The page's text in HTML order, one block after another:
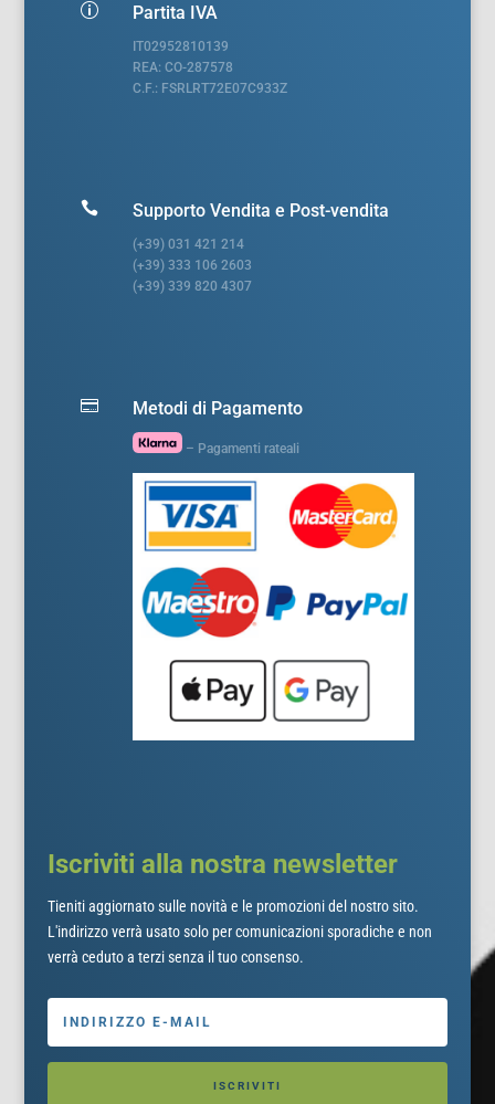
p Partita IVA
IT02952810139
REA: CO-287578
C.F.: FSRLRT72E07C933Z
 Supporto Vendita e Post-vendita
(+39) 031 421 214
(+39) 333 106 2603
(+39) 339 820 4307
 Metodi di Pagamento
– Pagamenti rateali
Iscriviti alla nostra newsletter
Tieniti aggiornato sulle novità e le promozioni del nostro sito.
L'indirizzo verrà usato solo per comunicazioni sporadiche e non
verrà ceduto a terzi senza il tuo consenso.
ISCRIVITI